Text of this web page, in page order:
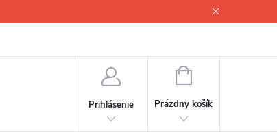
Prihlásenie
NÁKUPNÝ
Prázdny košík